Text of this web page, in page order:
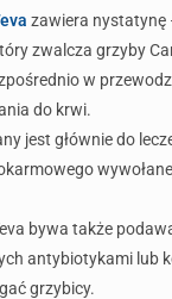
zawiera nystatynę
zwalcza grzyby
w
do krwi.
jest głównie do
bywa także
antybiotykami lub
grzybicy.